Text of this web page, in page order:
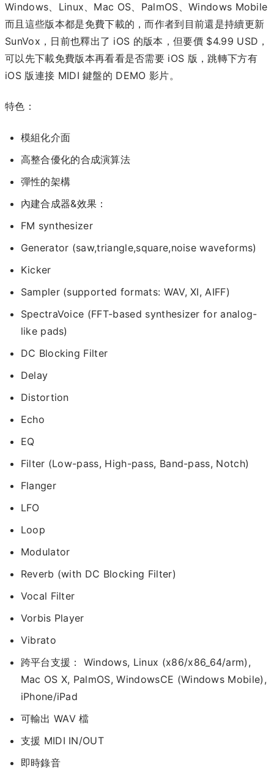
Windows、Linux、Mac OS、PalmOS、Windows Mobile
而且這些版本都是免費下載的，而作者到目前還是持續更新
SunVox，日前也釋出了 iOS 的版本，但要價 $4.99 USD，
可以先下載免費版本再看看是否需要 iOS 版，跳轉下方有
iOS 版連接 MIDI 鍵盤的 DEMO 影片。
特色：
模組化介面
高整合優化的合成演算法
彈性的架構
內建合成器&效果：
FM synthesizer
Generator (saw,triangle,square,noise waveforms)
Kicker
Sampler (supported formats: WAV, XI, AIFF)
SpectraVoice (FFT-based synthesizer for analog-
like pads)
DC Blocking Filter
Delay
Distortion
Echo
EQ
Filter (Low-pass, High-pass, Band-pass, Notch)
Flanger
LFO
Loop
Modulator
Reverb (with DC Blocking Filter)
Vocal Filter
Vorbis Player
Vibrato
跨平台支援： Windows, Linux (x86/x86_64/arm),
Mac OS X, PalmOS, WindowsCE (Windows Mobile),
iPhone/iPad
可輸出 WAV 檔
支援 MIDI IN/OUT
即時錄音